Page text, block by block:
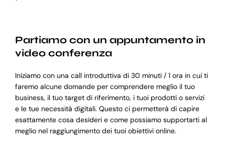
Partiamo con un appuntamento in
video conferenza
Iniziamo con una call introduttiva di 30 minuti / 1 ora in cui ti
faremo alcune domande per comprendere meglio il tuo
business, il tuo target di riferimento, i tuoi prodotti o servizi
e le tue necessità digitali. Questo ci permetterà di capire
esattamente cosa desideri e come possiamo supportarti al
meglio nel raggiungimento dei tuoi obiettivi online.